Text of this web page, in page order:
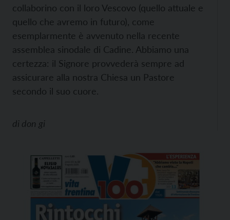
collaborino con il loro Vescovo (quello attuale e
quello che avremo in futuro), come
esemplarmente è avvenuto nella recente
assemblea sinodale di Cadine. Abbiamo una
certezza: il Signore provvederà sempre ad
assicurare alla nostra Chiesa un Pastore
secondo il suo cuore.
di don gi